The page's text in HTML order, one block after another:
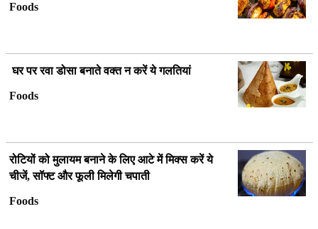
Foods
घर पर रवा डोसा बनाते वक्त न करें ये गलतियां
Foods
रोटियों को मुलायम बनाने के लिए आटे में मिक्स करें ये
चीजें, सॉफ्ट और फूली मिलेगी चपाती
Foods